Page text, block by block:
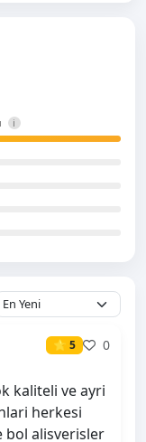
i
⭐ 5
0
kaliteli ve ayri
herkesi
bol alisverisler